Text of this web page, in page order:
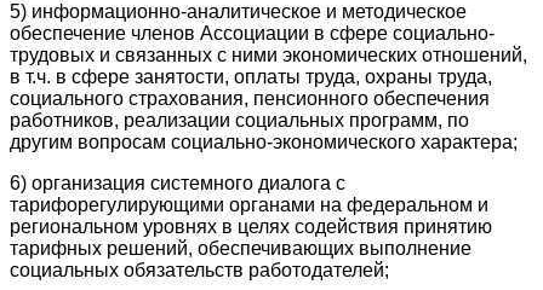
5) информационно-аналитическое и методическое
обеспечение членов Ассоциации в сфере социально-
трудовых и связанных с ними экономических отношений,
в т.ч. в сфере занятости, оплаты труда, охраны труда,
социального страхования, пенсионного обеспечения
работников, реализации социальных программ, по
другим вопросам социально-экономического характера;
6) организация системного диалога с
тарифорегулирующими органами на федеральном и
региональном уровнях в целях содействия принятию
тарифных решений, обеспечивающих выполнение
социальных обязательств работодателей;